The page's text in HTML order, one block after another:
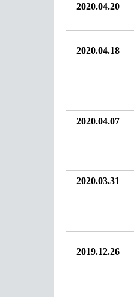
2020.04.20
2020.04.18
2020.04.07
2020.03.31
2019.12.26